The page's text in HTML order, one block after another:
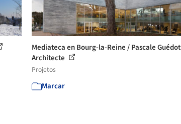
Mediateca en Bourg-la-Reine / Pascale Guédot
Architecte
Projetos
Marcar